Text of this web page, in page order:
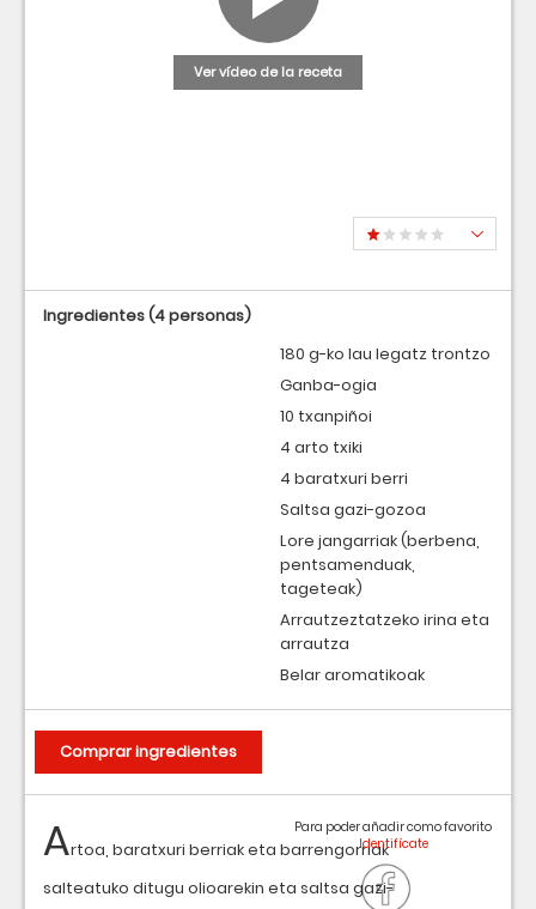
Ver vídeo de la receta
Artoa, baratxuri berriak eta barrengorriak
salteatuko ditugu olioarekin eta saltsa gazi-
Para poder añadir como favorito
Ingredientes(4 personas)
180 g-ko lau legatz trontzo
Ganba-ogia
10 txanpiñoi
4 arto txiki
4 baratxuri berri
Saltsa gazi-gozoa
Lore jangarriak (berbena,
pentsamenduak,
tageteak)
Arrautzeztatzeko irina eta
arrautza
Belar aromatikoak
Comprar ingredientes